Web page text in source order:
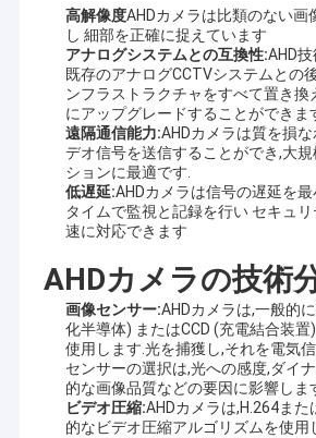
高解像度AHDカメラは比類のない画
し 細部を正確に捉えています
アナログシステムとの互換性:AHD
既存のアナログCCTVシステムとの
ンフラストラクチャをすべて置き換
にアップグレードすることができま
遠隔通信能力:AHDカメラは質を損
デオ信号を送信することができ,大
ションに最適です.
低遅延:AHDカメラは信号の遅延を
タイムで監視と記録を行い セキュ
速に対応できます
AHDカメラの技術
画像センサー:AHDカメラは,一般的
化半導体) またはCCD (充電結合装
使用します.光を捕獲し,それを電気
センサーの選択は,光への感度,ダイ
的な画像品質などの要因に影響しま
ビデオ圧縮:AHDカメラは,H.264ま
的なビデオ圧縮アルゴリズムを使用